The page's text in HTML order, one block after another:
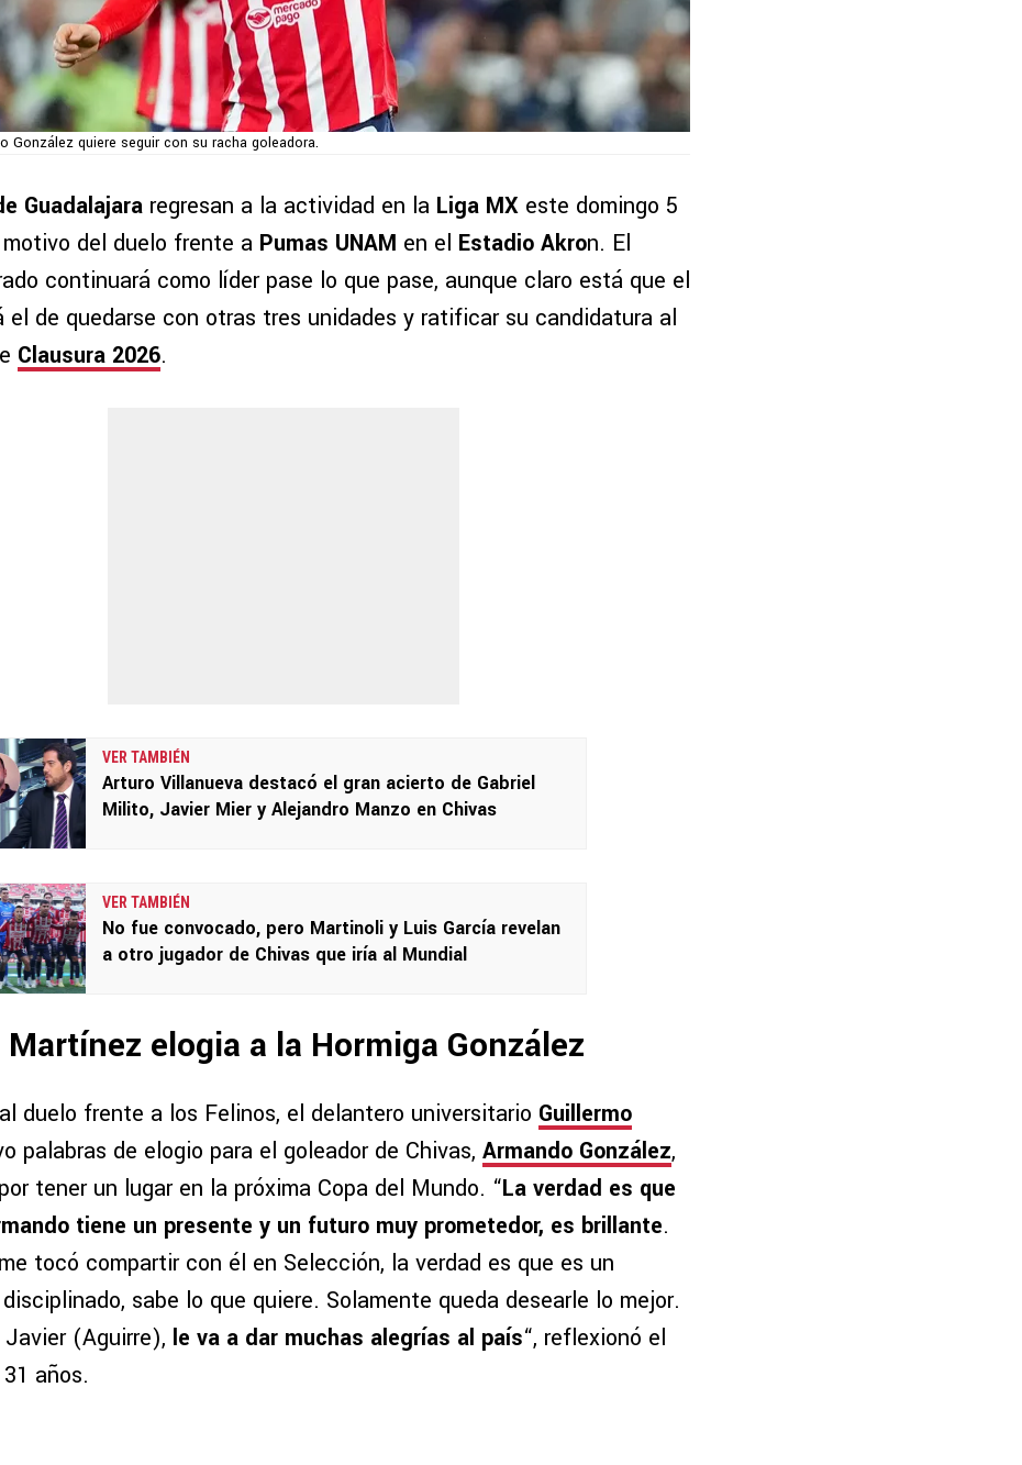
González quiere seguir con su racha goleadora.
Guadalajara regresan a la actividad en la Liga MX este domingo 5
del duelo frente a Pumas UNAM en el Estadio Akron. El
continuará como líder pase lo que pase, aunque claro está que el
el de quedarse con otras tres unidades y ratificar su candidatura al
Clausura 2026.
VER TAMBIÉN
Arturo Villanueva destacó el gran acierto de Gabriel
Milito, Javier Mier y Alejandro Manzo en Chivas
VER TAMBIÉN
No fue convocado, pero Martinoli y Luis García revelan
a otro jugador de Chivas que iría al Mundial
elogia a la Hormiga González
duelo frente a los Felinos, el delantero universitario Guillermo
palabras de elogio para el goleador de Chivas, Armando González,
tener un lugar en la próxima Copa del Mundo. “La verdad es que
tiene un presente y un futuro muy prometedor, es brillante.
tocó compartir con él en Selección, la verdad es que es un
sabe lo que quiere. Solamente queda desearle lo mejor.
(Aguirre), le va a dar muchas alegrías al país“, reflexionó el
años.